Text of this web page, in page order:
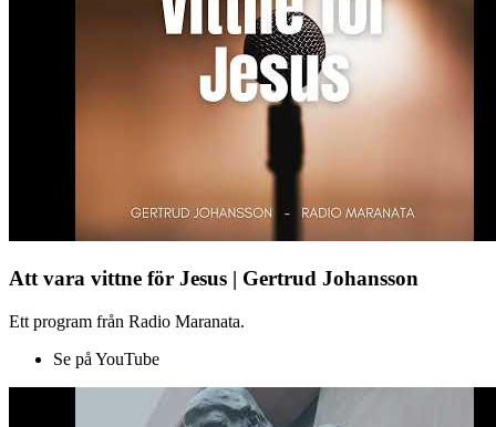
Att vara vittne för Jesus | Gertrud Johansson
Ett program från Radio Maranata.
Se på YouTube